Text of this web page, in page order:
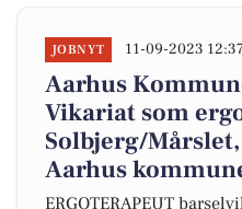
JOBNYT 11-09-2023
Aarhus
Vikariat som
Solbjerg/
Aarhus
ERGOTERAPEUT